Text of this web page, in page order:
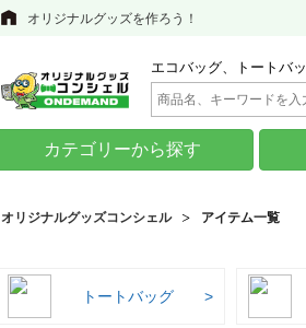
オリジナルグッズを作ろう！
エコバッグ、トートバ
カテゴリーから探す
オリジナルグッズコンシェル アイテム一覧
トートバッグ